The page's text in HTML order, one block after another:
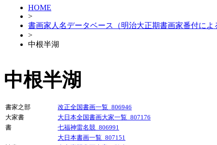
HOME
>
書画家人名データベース（明治大正期書画家番付によ
>
中根半湖
中根半湖
書家之部
改正全国書画一覧_806946
大家書
大日本全国書画大家一覧_807176
書
七福神雷名競_806991
大日本書画一覧_807151